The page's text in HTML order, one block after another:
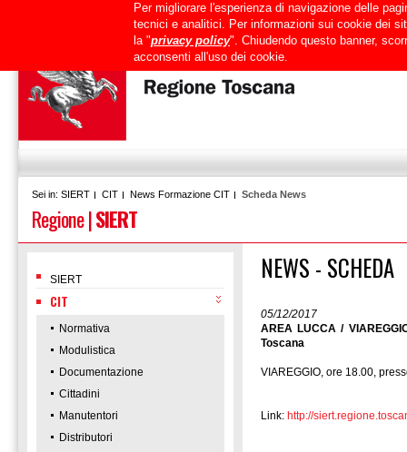
Mappa del sito RTRT Intranet
Sei in: SIERT CIT News Formazione CIT Scheda News
Regione|SIERT
SIERT
CIT
Normativa
Modulistica
Documentazione
Cittadini
Manutentori
Distributori
NEWS - SCHEDA
05/12/2017
AREA LUCCA /
Toscana
VIAREGGIO, ore 18.00,
Link: http://
Per migliorare l'esperienza di navigazione delle
tecnici e analitici. Per informazioni sui cookie dei
la "privacy policy". Chiudendo questo banner,
acconsenti all'uso dei cookie.